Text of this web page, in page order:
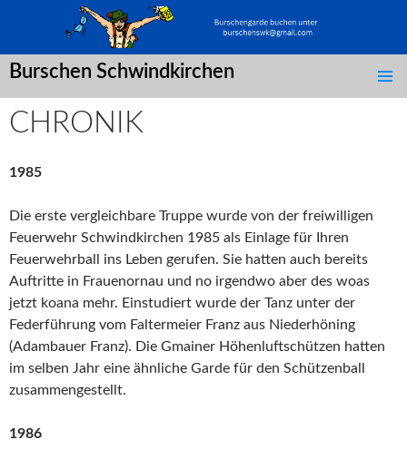
Burschen Schwindkirchen
ZUM
INHALT
CHRONIK
1985
Die erste vergleichbare Truppe wurde von der freiwilligen
Feuerwehr Schwindkirchen 1985 als Einlage für Ihren
Feuerwehrball ins Leben gerufen. Sie hatten auch bereits
Auftritte in Frauenornau und no irgendwo aber des woas
jetzt koana mehr. Einstudiert wurde der Tanz unter der
Federführung vom Faltermeier Franz aus Niederhöning
(Adambauer Franz). Die Gmainer Höhenluftschützen hatten
im selben Jahr eine ähnliche Garde für den Schützenball
zusammengestellt.
1986